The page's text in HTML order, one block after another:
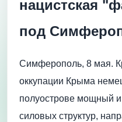
нацистская
под
Симферополь, 8 мая.
оккупации Крыма
полуострове мощный
силовых структур,